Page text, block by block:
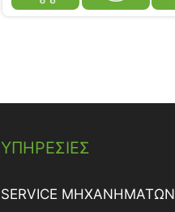
ΥΠΗΡΕΣΙΕΣ
SERVICE ΜΗΧΑΝΗΜΑΤΩΝ